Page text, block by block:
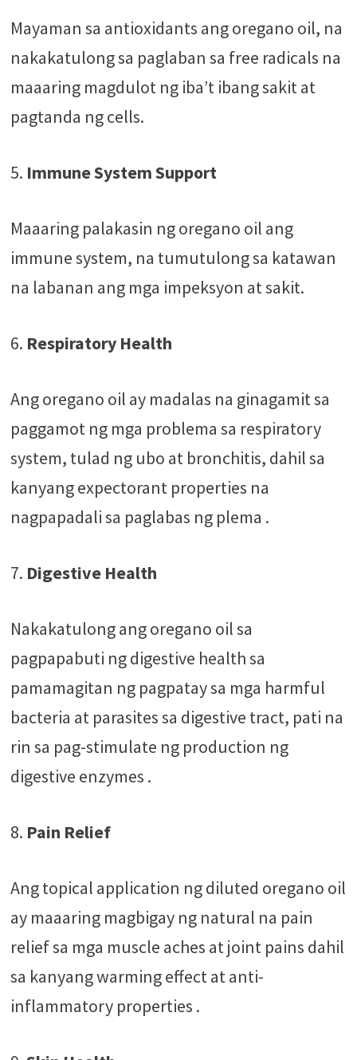
Mayaman sa antioxidants ang oregano oil, na
nakakatulong sa paglaban sa free radicals na
maaaring magdulot ng iba’t ibang sakit at
pagtanda ng cells​.
5. Immune System Support
Maaaring palakasin ng oregano oil ang
immune system, na tumutulong sa katawan
na labanan ang mga impeksyon at sakit​​.
6. Respiratory Health
Ang oregano oil ay madalas na ginagamit sa
paggamot ng mga problema sa respiratory
system, tulad ng ubo at bronchitis, dahil sa
kanyang expectorant properties na
nagpapadali sa paglabas ng plema .
7. Digestive Health
Nakakatulong ang oregano oil sa
pagpapabuti ng digestive health sa
pamamagitan ng pagpatay sa mga harmful
bacteria at parasites sa digestive tract, pati na
rin sa pag-stimulate ng production ng
digestive enzymes .
8. Pain Relief
Ang topical application ng diluted oregano oil
ay maaaring magbigay ng natural na pain
relief sa mga muscle aches at joint pains dahil
sa kanyang warming effect at anti-
inflammatory properties .